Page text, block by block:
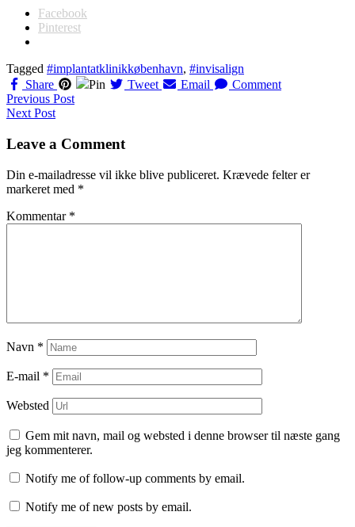
Facebook
Pinterest
Tagged #implantatklinikkøbenhavn, #invisalign
Share
Pin Tweet Email Comment
Navigation
til
indlæg
Previous Post
Next Post
Leave a Comment
Din e-mailadresse vil ikke blive publiceret. Krævede felter er
markeret med *
Kommentar *
Navn *
E-mail *
Websted
Gem mit navn, mail og websted i denne browser til næste gang
jeg kommenterer.
Notify me of follow-up comments by email.
Notify me of new posts by email.